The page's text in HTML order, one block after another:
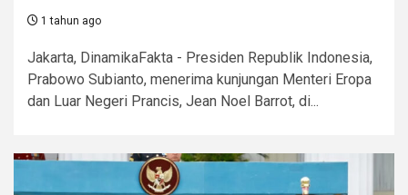
1 tahun ago
Jakarta, DinamikaFakta - Presiden Republik Indonesia,
Prabowo Subianto, menerima kunjungan Menteri Eropa
dan Luar Negeri Prancis, Jean Noel Barrot, di...